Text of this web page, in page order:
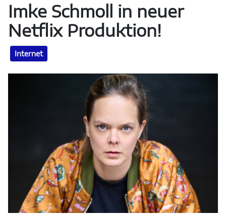
Imke Schmoll in neuer
Netflix Produktion!
Internet